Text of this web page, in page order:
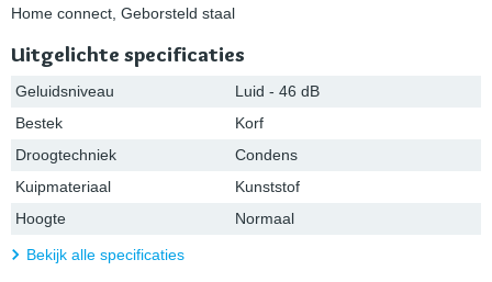
Home connect, Geborsteld staal
Uitgelichte specificaties
Geluidsniveau
Luid - 46 dB
Bestek
Korf
Droogtechniek
Condens
Kuipmateriaal
Kunststof
Hoogte
Normaal
Bekijk alle specificaties